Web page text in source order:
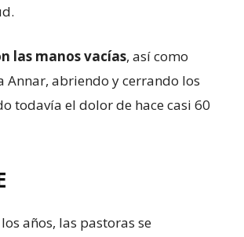
las manos vacías, así como
Annar, abriendo y cerrando los
todavía el dolor de hace casi 60
años, las pastoras se